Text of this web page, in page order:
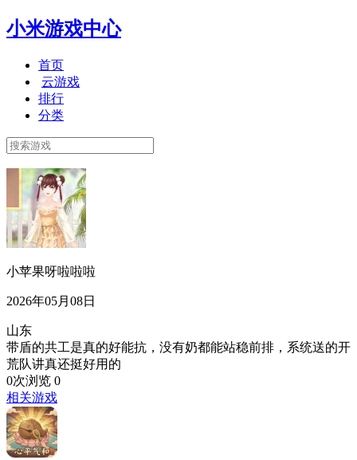
小米游戏中心
首页
云游戏
排行
分类
小苹果呀啦啦啦
2026年05月08日
山东
带盾的共工是真的好能抗，没有奶都能站稳前排，系统送的开
荒队讲真还挺好用的
0次浏览 0
相关游戏